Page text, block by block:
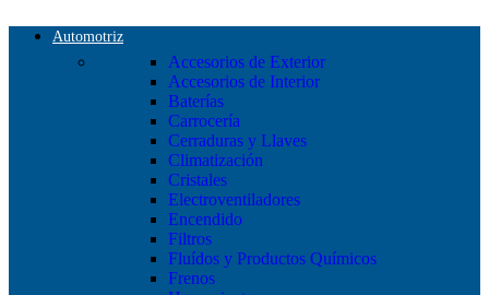
Automotriz
Accesorios de Exterior
Accesorios de Interior
Baterías
Carrocería
Cerraduras y Llaves
Climatización
Cristales
Electroventiladores
Encendido
Filtros
Fluídos y Productos Químicos
Frenos